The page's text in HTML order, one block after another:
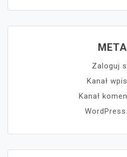
META
Zaloguj
Kanał
Kanał